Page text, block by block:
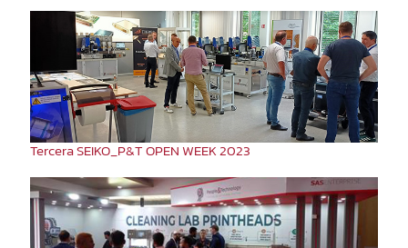
Tercera SEIKO_P&T OPEN WEEK 2023